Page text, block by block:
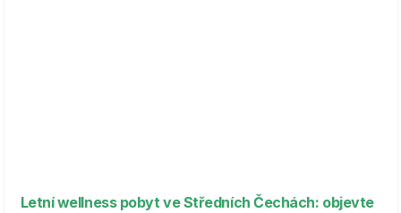
Letní wellness pobyt ve Středních Čechách: objevte